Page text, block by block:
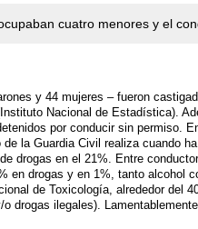
cuatro menores y el
y 44 mujeres – fueron
Nacional de Estadística).
por conducir sin permiso.
de la Guardia Civil realiza cuando
drogas en el 21%. Entre
en drogas y en 1%, tanto alcohol
de Toxicología, alrededor del
o drogas ilegales).